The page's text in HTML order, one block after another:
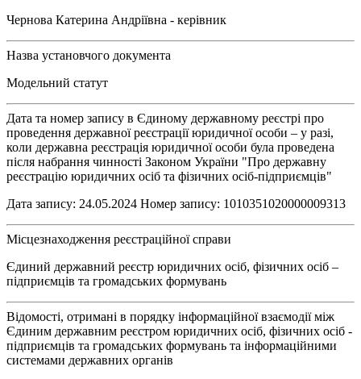
Чернова Катерина Андріївна - керівник
Назва установчого документа
Модельний статут
Дата та номер запису в Єдиному державному реєстрі про
проведення державної реєстрації юридичної особи – у разі,
коли державна реєстрація юридичної особи була проведена
після набрання чинності Законом України "Про державну
реєстрацію юридичних осіб та фізичних осіб-підприємців"
Дата запису: 24.05.2024 Номер запису: 1010351020000009313
Місцезнаходження реєстраційної справи
Єдиний державний реєстр юридичних осіб, фізичних осіб –
підприємців та громадських формувань
Відомості, отримані в порядку інформаційної взаємодії між
Єдиним державним реєстром юридичних осіб, фізичних осіб -
підприємців та громадських формувань та інформаційними
системами державних органів